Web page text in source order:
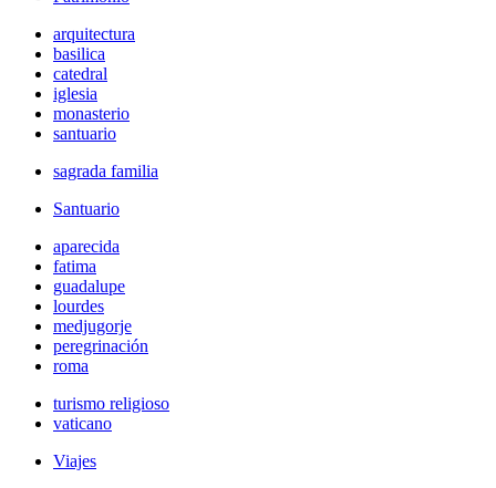
arquitectura
basilica
catedral
iglesia
monasterio
santuario
sagrada familia
Santuario
aparecida
fatima
guadalupe
lourdes
medjugorje
peregrinación
roma
turismo religioso
vaticano
Viajes